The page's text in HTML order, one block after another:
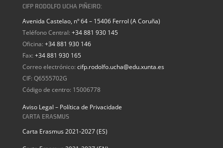
CIFP RODOLFO UCHA PIÑEIRO:
Avenida Castelao, nº 64 – 15406 Ferrol (A Coruña)
Teléfono Central: +34 881 930 145
Oficina: +34 881 930 146
Fax: +34 881 930 165
Correo electrónico: cifp.rodolfo.ucha@edu.xunta.es
CIF: Q6555702G
Código de centro: 15006778
Aviso Legal – Política de Privacidade
CARTA ERASMUS
Carta Erasmus 2021-2027 (ES)